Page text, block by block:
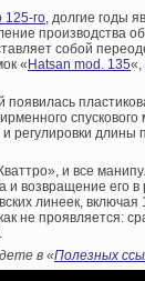
125-го , долгие годы
производства
собой
«Hatsan mod. 135«,
появилась
регулировки длины
и все
и возвращение его
линеек,
не проявляется:
в «Полезных